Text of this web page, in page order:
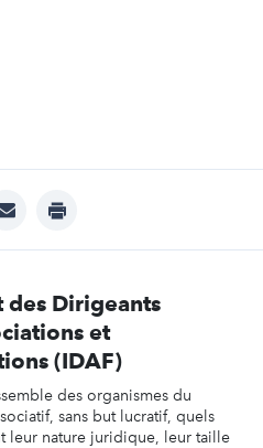
mail print
des Dirigeants
et
(IDAF)
des organismes du
sans but lucratif, quels
leur nature juridique, leur taille